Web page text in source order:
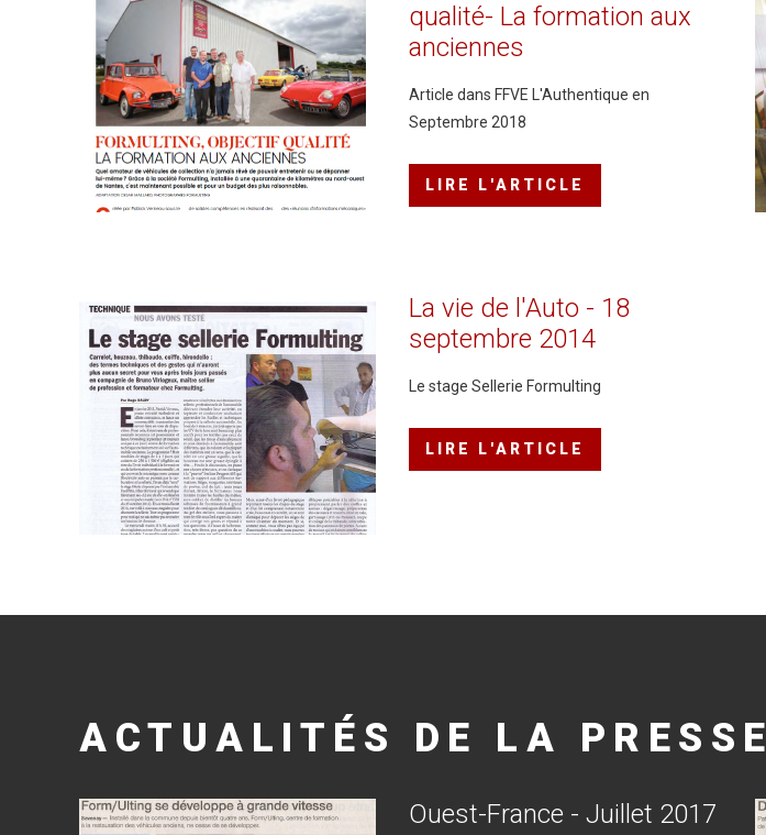
qualité- La formation aux
anciennes
Article dans FFVE L'Authentique en
Septembre 2018
LIRE L'ARTICLE
La vie de l'Auto - 18
septembre 2014
Le stage Sellerie Formulting
LIRE L'ARTICLE
ACTUALITÉS DE LA PRESSE
Ouest-France - Juillet 2017